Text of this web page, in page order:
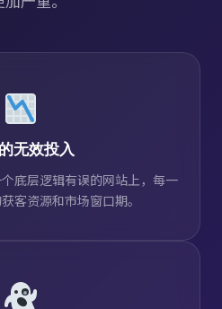
无效投入
底层逻辑有误的网站上，每一
客资源和市场窗口期。